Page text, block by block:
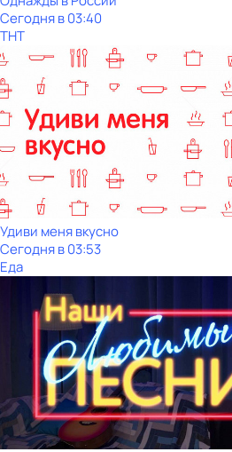
Сегодня в 03:40
ТНТ
Удиви меня вкусно
Сегодня в 03:53
Еда